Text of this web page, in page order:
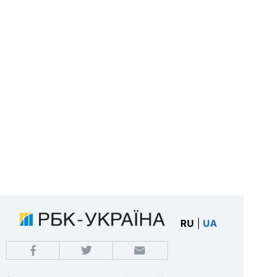
RU UA